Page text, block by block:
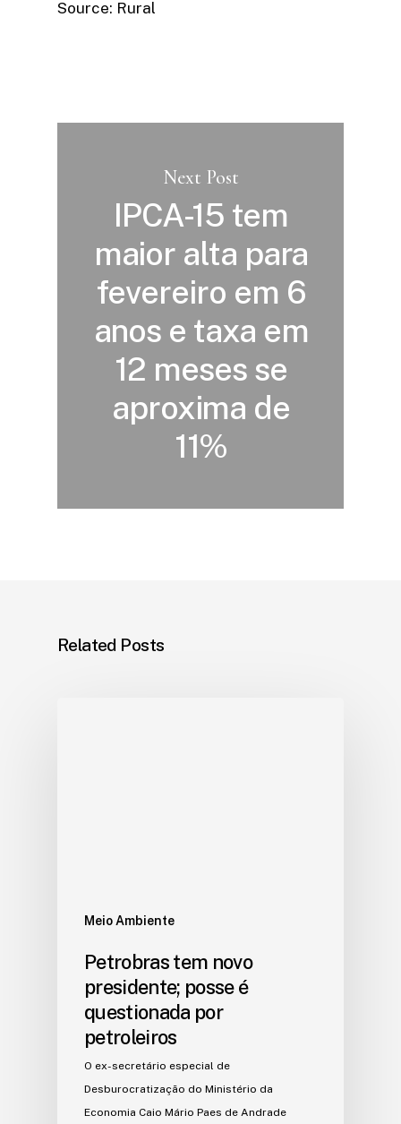
Source: Rural
Next Post
IPCA-15 tem
maior alta para
fevereiro em 6
anos e taxa em
12 meses se
aproxima de
11%
Related Posts
Meio Ambiente
Petrobras tem novo
presidente; posse é
questionada por
petroleiros
O ex-secretário especial de
Desburocratização do Ministério da
Economia Caio Mário Paes de Andrade